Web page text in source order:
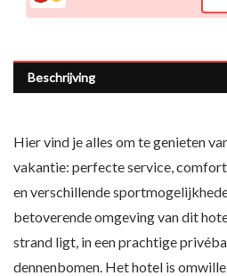
Beschrijving
Hier vind je alles om te genieten
vakantie: perfecte service,
en verschillende
betoverende omgeving van dit
strand ligt, in een prachtige
dennenbomen. Het hotel is